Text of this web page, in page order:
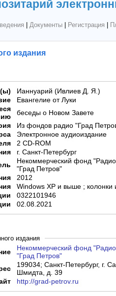
Документы| Регистрация
издания
Ианнуарий (Ивлиев Д. Я.)
Евангелие от Луки
беседы о Новом Завете
Из фондов радио "Град
Электронное аудиоиздание
2 CD-ROM
г. Санкт-Петербург
Некоммерческий фонд
"Град Петров"
2012
Windows XP и выше ;
0322101946
02.08.2021
издания
Некоммерческий фонд
"Град Петров"
199034; Санкт-Петербург, г.
Шмидта, д. 39
http://grad-petrov.ru